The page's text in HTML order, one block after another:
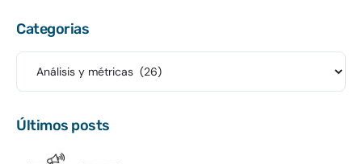
Categorias
Últimos posts